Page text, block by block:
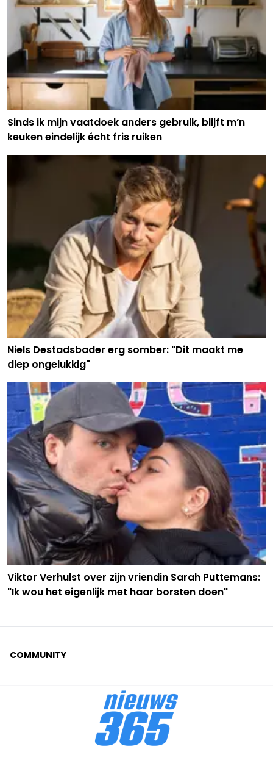
Sinds ik mijn vaatdoek anders gebruik, blijft m’n
keuken eindelijk écht fris ruiken
Niels Destadsbader erg somber: "Dit maakt me
diep ongelukkig"
Viktor Verhulst over zijn vriendin Sarah Puttemans:
"Ik wou het eigenlijk met haar borsten doen"
COMMUNITY